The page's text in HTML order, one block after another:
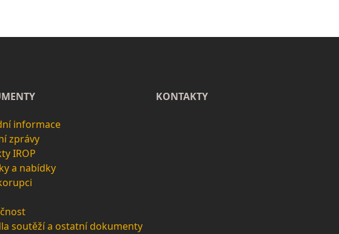
informace
zprávy
IROP
a nabídky
soutěží a ostatní dokumenty
KONTAKTY